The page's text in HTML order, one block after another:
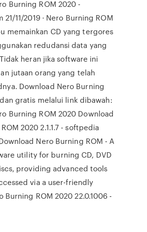
Burning ROM 2020 -
11/2019 · Nero Burning ROM
memainkan CD yang tergores
redudansi data yang
heran jika software ini
jutaan orang yang telah
Download Nero Burning
gratis melalui link dibawah:
Burning ROM 2020 Download
2020 2.1.1.7 - softpedia
Nero Burning ROM - A
utility for burning CD, DVD
providing advanced tools
via a user-friendly
Burning ROM 2020 22.0.1006 -